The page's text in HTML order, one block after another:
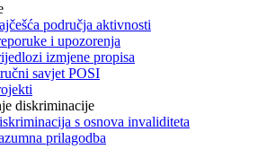
područja aktivnosti
i upozorenja
izmjene propisa
savjet POSI
diskriminacije
s osnova invaliditeta
prilagodba